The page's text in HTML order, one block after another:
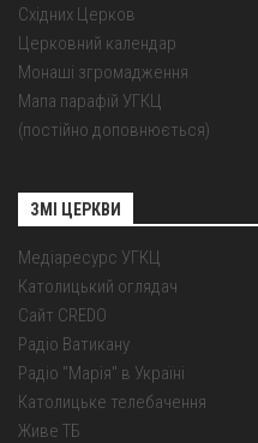
Східних Церков
Церковний календар
Монаші згромадження
Мапа парафій УГКЦ
(постійно доповнюється)
ЗМІ ЦЕРКВИ
Медіаресурс УГКЦ
Католицький оглядач
Сайт CREDO
Радіо Ватикану
Радіо "Марія" в Україні
Католицьке телебачення
Живе ТБ